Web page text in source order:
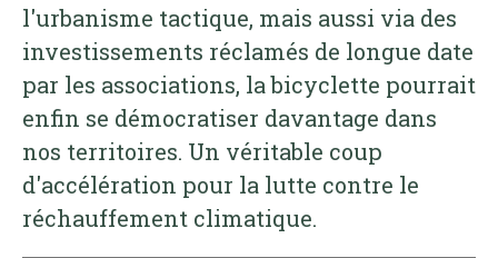
l'urbanisme tactique, mais aussi via des
investissements réclamés de longue date
par les associations, la bicyclette pourrait
enfin se démocratiser davantage dans
nos territoires. Un véritable coup
d'accélération pour la lutte contre le
réchauffement climatique.